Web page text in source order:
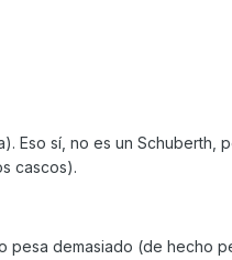
Eso sí, no es un Schuberth,
cascos).
pesa demasiado (de hecho